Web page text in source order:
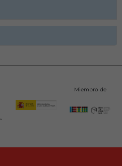
Miembro de